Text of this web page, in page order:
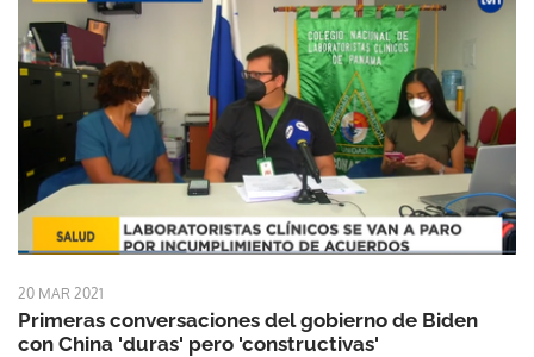
20 MAR 2021
Primeras conversaciones del gobierno de Biden
con China 'duras' pero 'constructivas'